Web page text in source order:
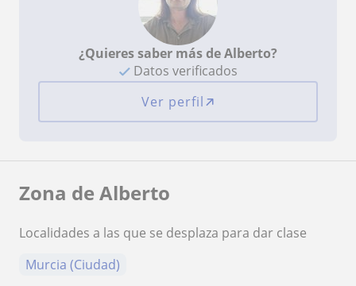
¿Quieres saber más de Alberto?
Datos verificados
Ver perfil
Zona de Alberto
Localidades a las que se desplaza para dar clase
Murcia (Ciudad)